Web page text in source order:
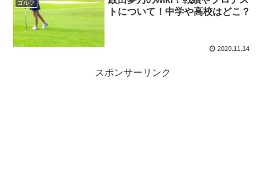
ゴルフ
トについて！中学や高校はどこ？
2020.11.14
スポンサーリンク